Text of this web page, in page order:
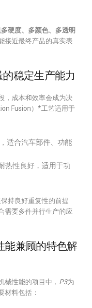
多硬度、多颜色、多透明
接近最终产品的真实表
稳定生产能力
，成本和效率会成为决
Fusion）*工艺适用于
适合汽车部件、功能
热性良好，适用于功
持良好重复性的前提
需要多件并行生产的应
能兼顾的特色解
械性能的项目中， P3为
材料包括：